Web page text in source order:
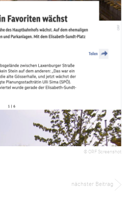
© ORF Screenshot
nächster Beitrag